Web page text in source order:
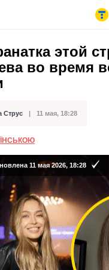
этой
во время
Струс 11 мая, 18:28
11 мая 2026, 18:28